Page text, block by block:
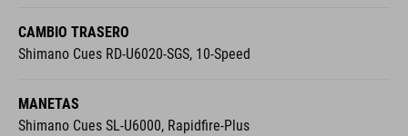
CAMBIO TRASERO
Shimano Cues RD-U6020-SGS, 10-Speed
MANETAS
Shimano Cues SL-U6000, Rapidfire-Plus